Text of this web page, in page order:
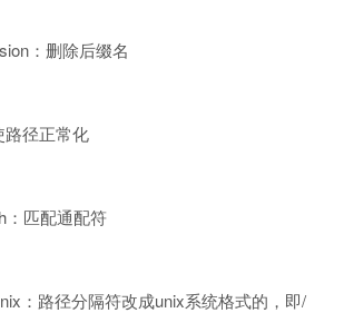
：删除后缀名
路径正常化
：匹配通配符
：路径分隔符改成unix系统格式的，即/